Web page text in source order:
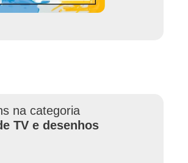
na categoria
TV e desenhos